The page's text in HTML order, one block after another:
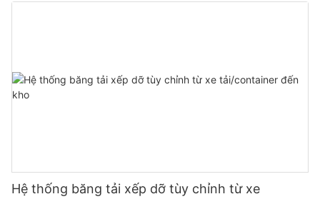
Hệ thống băng tải xếp dỡ tùy chỉnh từ xe